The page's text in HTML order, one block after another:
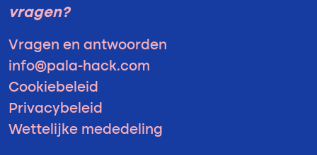
vragen?
Vragen en antwoorden
info@pala-hack.com
Cookiebeleid
Privacybeleid
Wettelijke mededeling